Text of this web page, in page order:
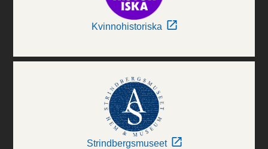
Kvinnohistoriska
Strindbergsmuseet